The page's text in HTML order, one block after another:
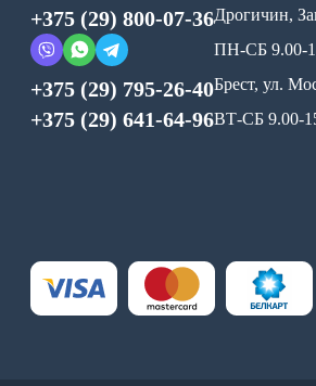
+375 (29) 800-07-36
+375 (29) 795-26-40
+375 (29) 641-64-96
Дрогичин,
ПН-СБ 9.00-
Брест, ул.
ВТ-СБ 9.00-